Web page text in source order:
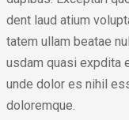
dent laud atium
tatem ullam beatae
usdam quasi expdita
unde dolor es nihil
doloremque.